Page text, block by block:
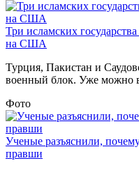
Три исламских
на США
Турция, Пакистан и
военный блок. Уже можно
Фото
Ученые разъяснили,
правши